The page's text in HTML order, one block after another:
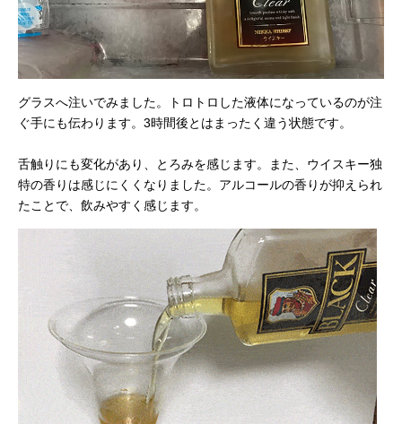
グラスへ注いでみました。トロトロした液体になっているのが注
ぐ手にも伝わります。3時間後とはまったく違う状態です。
舌触りにも変化があり、とろみを感じます。また、ウイスキー独
特の香りは感じにくくなりました。アルコールの香りが抑えられ
たことで、飲みやすく感じます。